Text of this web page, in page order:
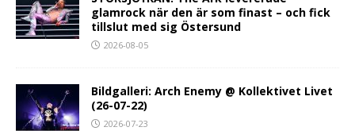
glamrock när den är som finast – och fick
tillslut med sig Östersund
2026-08-05
Bildgalleri: Arch Enemy @ Kollektivet Livet
(26-07-22)
2026-07-23